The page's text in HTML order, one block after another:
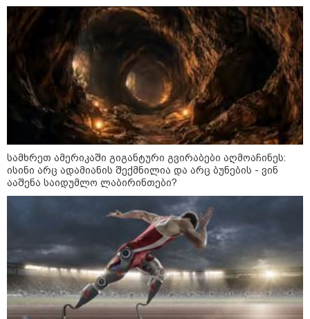
უკანონო გაფართოებას, თუმცა
მაინც ამერიკას უყენებს
მოთხოვნებს?" - ჯო უილსონი
21:17 / 08-08-2026
აშშ-მა საქართველოში
დაფუძნებული კრიპტოკომპანია
დაასანქცირა
18:35 / 08-08-2026
"ბულგარეთის საჰაერო
სივრცეში დრონი აფეთქდა" -
ბულგარეთის პრემიერ-მინისტრი
კატეგორიის ყველა სიახლე
სამხრეთ ამერიკაში გიგანტური გვირაბები აღმოაჩინეს:
ისინი არც ადამიანის შექმნილია და არც ბუნების - ვინ
ააშენა საიდუმლო ლაბირინთები?